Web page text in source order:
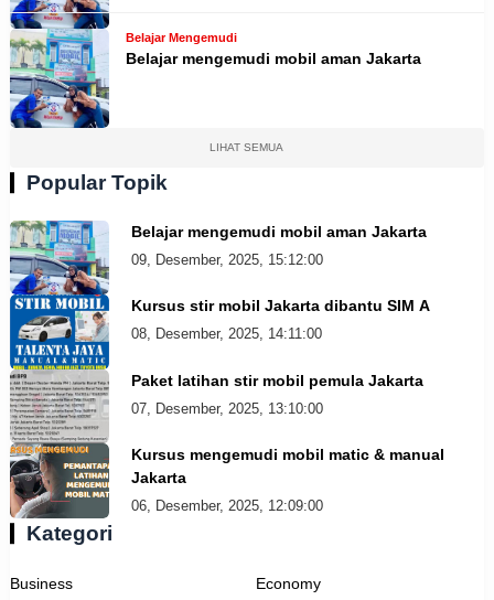
Belajar Mengemudi
Belajar mengemudi mobil aman Jakarta
LIHAT SEMUA
Popular Topik
Belajar mengemudi mobil aman Jakarta
09, Desember, 2025, 15:12:00
Kursus stir mobil Jakarta dibantu SIM A
08, Desember, 2025, 14:11:00
Paket latihan stir mobil pemula Jakarta
07, Desember, 2025, 13:10:00
Kursus mengemudi mobil matic & manual
Jakarta
06, Desember, 2025, 12:09:00
Kategori
Business Economy